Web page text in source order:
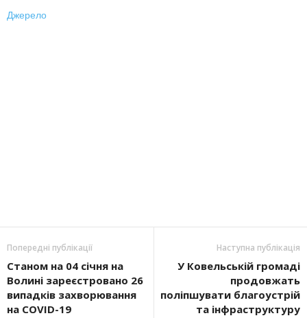
Джерело
Попередні публікації
Станом на 04 січня на
Волині зареєстровано 26
випадків захворювання
на COVID-19
Наступна публікація
У Ковельській громаді
продовжать
поліпшувати благоустрій
та інфраструктуру